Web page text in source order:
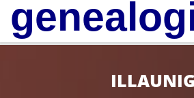
ILLAUNIG